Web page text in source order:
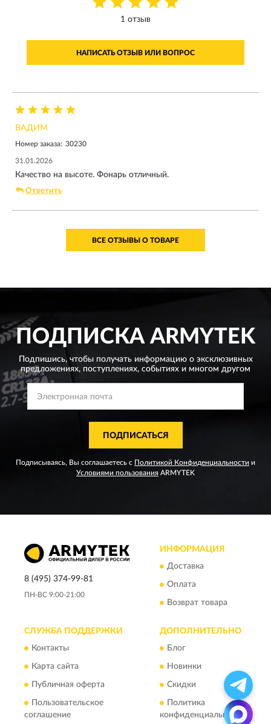
1 отзыв
НАПИСАТЬ ОТЗЫВ ИЛИ ВОПРОС
ВАДИМ
Номер заказа: 30230
31.01.2026
Качество на высоте. Фонарь отличный.
Ответить
ВСЕ ОТЗЫВЫ О ТОВАРЕ
ПОДПИСКА ARMYTEK
Подпишись, чтобы получать информацию о эксклюзивных
предложениях, поступлениях, событиях и многом другом
ПОДПИСАТЬСЯ
Подписываясь, Вы соглашаетесь с Политикой Конфиденциальности и
Условиями пользования ARMYTEK
8 (495) 374-99-81
ПН-ВС 9:00-21:00
ИНФОРМАЦИЯ
Доставка
Оплата
Возврат товара
СЛУЖБА ПОДДЕРЖКИ
Контакты
Карта сайта
Публичная оферта
Пользовательское
соглашение
ДОПОЛНИТЕЛЬНО
Блог
Новинки
Скидки
Политика
конфиденциальности